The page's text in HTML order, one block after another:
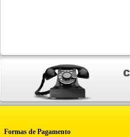
Formas de Pagamento